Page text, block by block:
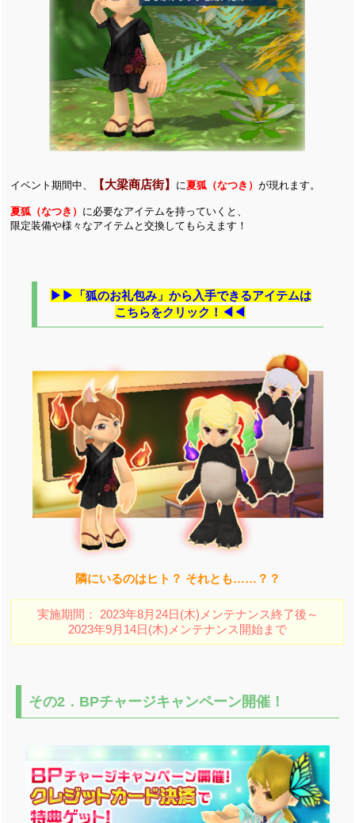
イベント期間中、 【大梁商店街】 に夏狐（なつき） が現れます。
夏狐（なつき） に必要なアイテムを持っていくと、
限定装備や様々なアイテムと交換してもらえます！
▶▶「狐のお礼包み」から入手できるアイテムは
こちらをクリック！◀◀
隣にいるのはヒト？ それとも……？？
実施期間： 2023年8月24日(木)メンテナンス終了後～
2023年9月14日(木)メンテナンス開始まで
その2．BPチャージキャンペーン開催！